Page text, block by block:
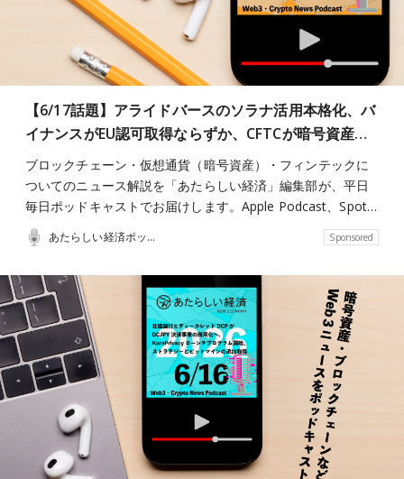
【6/17話題】アライドバースのソラナ活用本格化、バ
イナンスがEU認可取得ならずか、CFTCが暗号資産…
ブロックチェーン・仮想通貨（暗号資産）・フィンテックに
ついてのニュース解説を「あたらしい経済」編集部が、平日
毎日ポッドキャストでお届けします。Apple Podcast、Spot…
あたらしい経済ポッドキャスト Sponsored